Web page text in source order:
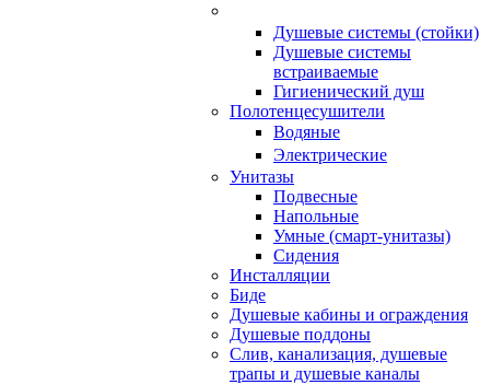
Душевые системы (стойки)
Душевые системы
встраиваемые
Гигиенический душ
Полотенцесушители
ㅤВодяные
ㅤЭлектрические
Унитазы
Подвесные
Напольные
Умные (смарт-унитазы)
Сидения
Инсталляции
Биде
Душевые кабины и ограждения
Душевые поддоны
Слив, канализация, душевые
трапы и душевые каналы